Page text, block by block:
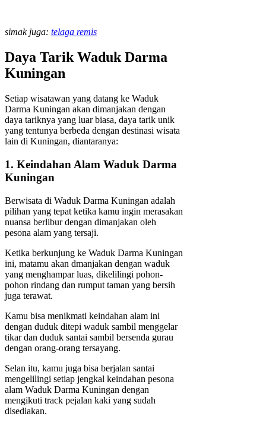
simak juga: telaga remis
Daya Tarik Waduk Darma
Kuningan
Setiap wisatawan yang datang ke Waduk
Darma Kuningan akan dimanjakan dengan
daya tariknya yang luar biasa, daya tarik unik
yang tentunya berbeda dengan destinasi wisata
lain di Kuningan, diantaranya:
1. Keindahan Alam Waduk Darma
Kuningan
Berwisata di Waduk Darma Kuningan adalah
pilihan yang tepat ketika kamu ingin merasakan
nuansa berlibur dengan dimanjakan oleh
pesona alam yang tersaji.
Ketika berkunjung ke Waduk Darma Kuningan
ini, matamu akan dmanjakan dengan waduk
yang menghampar luas, dikelilingi pohon-
pohon rindang dan rumput taman yang bersih
juga terawat.
Kamu bisa menikmati keindahan alam ini
dengan duduk ditepi waduk sambil menggelar
tikar dan duduk santai sambil bersenda gurau
dengan orang-orang tersayang.
Selan itu, kamu juga bisa berjalan santai
mengelilingi setiap jengkal keindahan pesona
alam Waduk Darma Kuningan dengan
mengikuti track pejalan kaki yang sudah
disediakan.